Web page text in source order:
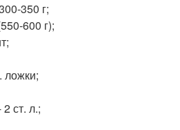
350 г;
600 г);
ложки;
ст. л.;